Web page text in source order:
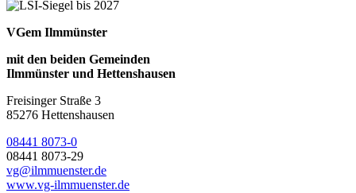
VGem Ilmmünster
mit den beiden Gemeinden
Ilmmünster und Hettenshausen
Freisinger Straße 3
85276 Hettenshausen
08441 8073-0
08441 8073-29
vg@ilmmuenster.de
www.vg-ilmmuenster.de